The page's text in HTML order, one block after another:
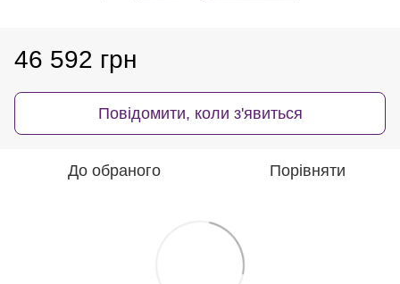
46 592 грн
Повідомити, коли з'явиться
До обраного Порівняти